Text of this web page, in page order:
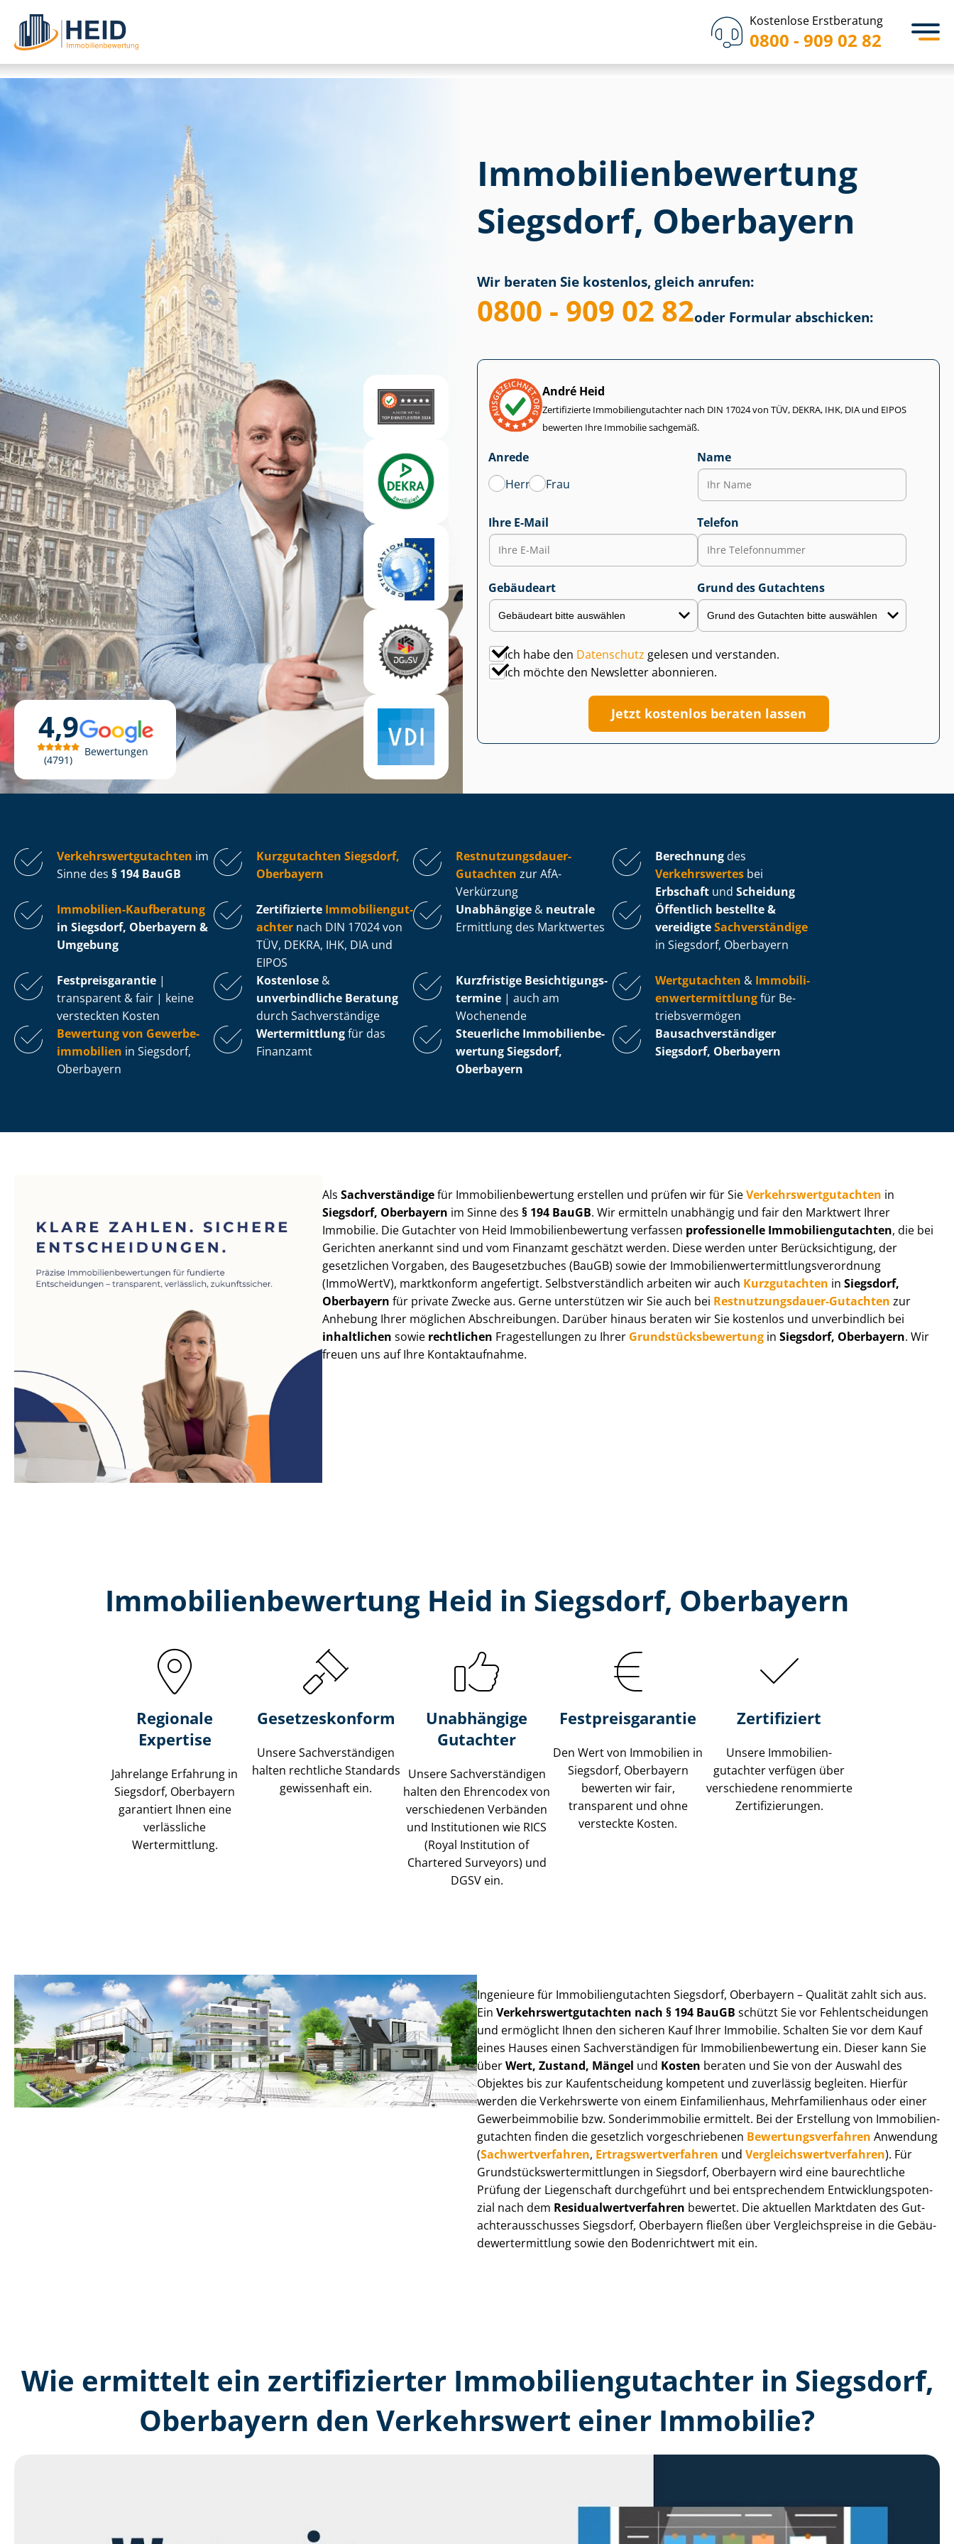
Kostenlose Erstberatung
0800 - 909 02 82
4,9
4791
Bewertungen
Immobilien­bewertung
Siegsdorf, Oberbayern
Wir beraten Sie kostenlos, gleich anrufen:
0800 - 909 02 82oder Formular abschicken:
André Heid
Zertifizierte Im­mo­bi­li­en­gut­ach­ter nach DIN 17024 von TÜV, DEKRA, IHK, DIA und EIPOS
bewerten Ihre Immobilie sachgemäß.
Anrede
Herr
Frau
Name
Ihre E-Mail Telefon
Gebäudeart Grund des Gutachtens
Ich habe den Datenschutz gelesen und verstanden.
Ich möchte den Newsletter abonnieren.
Jetzt kostenlos beraten lassen
Ver­kehrs­wert­gut­ach­ten im
Sinne des § 194 BauGB
Kurzgutachten Siegsdorf,
Oberbayern
Rest­nut­zungs­dau­er-
Gutachten zur AfA-
Verkürzung
Berechnung des
Verkehrswertes bei
Erbschaft und Scheidung
Immobilien-Kaufberatung
in Siegsdorf, Oberbayern &
Umgebung
Zertifizierte Im­mo­bi­li­en­gut­
ach­ter nach DIN 17024 von
TÜV, DEKRA, IHK, DIA und
EIPOS
Unabhängige & neutrale
Ermittlung des Marktwertes
Öffentlich bestellte &
vereidigteSachverständige
in Siegsdorf, Oberbayern
Fest­preis­ga­ran­tie |
transparent & fair | keine
versteckten Kosten
Kostenlose &
unverbindliche Beratung
durch Sachverständige
Kurzfristige Be­sich­ti­gungs­
ter­mi­ne | auch am
Wochenende
Wertgutachten & Im­mo­bi­li­
en­wert­ermitt­lungfür Be­
triebs­ver­mö­gen
Bewertung von Ge­wer­be­
im­mo­bi­li­en in Siegsdorf,
Oberbayern
Wertermittlungfür das
Finanzamt
Steuerliche Im­mo­bi­li­en­be­
wer­tungSiegsdorf,
Oberbayern
Bau­sach­ver­stän­di­ger
Siegsdorf, Oberbayern
AlsSachverständigefür Im­mo­bi­li­en­be­wer­tung erstellen und prüfen wir für SieVer­kehrs­wert­gut­ach­ten in
Siegsdorf, Oberbayern im Sinne des§ 194 BauGB. Wir ermitteln unabhängig und fair den Marktwert Ihrer
Immobilie. Die Gutachter von Heid Im­mo­bi­li­en­be­wer­tung verfassen professionelle Im­mo­bi­li­en­gut­ach­ten, die bei
Gerichten anerkannt sind und vom Finanzamt geschätzt werden. Diese werden unter Be­rück­sich­ti­gung, der
gesetzlichen Vorgaben, des Baugesetzbuches (BauGB) sowie der Im­mo­bi­li­en­wert­ermitt­lungs­ver­ord­nung
(ImmoWertV), marktkonform angefertigt. Selbst­ver­ständ­lich arbeiten wir auch Kurzgutachten in Siegsdorf,
Oberbayern für private Zwecke aus. Gerne unterstützen wir Sie auch bei Rest­nut­zungs­dau­er-Gutachten zur
Anhebung Ihrer möglichen Abschreibungen. Darüber hinaus beraten wir Sie kostenlos und unverbindlich bei
inhaltlichen sowie rechtlichen Fragestellungen zu Ihrer Grund­stücks­be­wer­tung inSiegsdorf, Oberbayern. Wir
freuen uns auf Ihre Kontaktaufnahme.
Immobilien­bewertung Heid in Siegsdorf, Oberbayern
Regionale
Expertise
Jahrelange Erfahrung in
Siegsdorf, Oberbayern
garantiert Ihnen eine
verlässliche
Wertermittlung.
Gesetzes­konform
Unsere Sach­ver­stän­di­gen
halten rechtliche Standards
gewissenhaft ein.
Unabhängige
Gutachter
Unsere Sach­ver­stän­di­gen
halten den Ehrencodex von
verschiedenen Verbänden
und Institutionen wie RICS
(Royal Institution of
Chartered Surveyors) und
DGSV ein.
Festpreis​garantie
Den Wert von Immobilien in
Siegsdorf, Oberbayern
bewerten wir fair,
transparent und ohne
versteckte Kosten.
Zertifiziert
Unsere Immobilien­
gutachter verfügen über
verschiedene renommierte
Zer­ti­fi­zie­run­gen.
Ingenieure für Im­mo­bi­li­en­gut­ach­ten Siegsdorf, Oberbayern – Qualität zahlt sich aus.
Ein Ver­kehrs­wert­gut­ach­ten nach § 194 BauGB schützt Sie vor Fehl­ent­schei­dun­gen
und ermöglicht Ihnen den sicheren Kauf Ihrer Immobilie. Schalten Sie vor dem Kauf
eines Hauses einen Sach­ver­stän­di­gen für Im­mo­bi­li­en­be­wer­tung ein. Dieser kann Sie
überWert, Zustand, Mängel und Kosten beraten und Sie von der Auswahl des
Objektes bis zur Kauf­ent­schei­dung kompetent und zuverlässig begleiten. Hierfür
werden die Verkehrswerte von einem Einfamilienhaus, Mehr­fa­mi­li­en­haus oder einer
Ge­wer­be­im­mo­bi­lie bzw. Sonderimmobilie ermittelt. Bei der Erstellung von Im­mo­bi­li­en­
gut­ach­ten finden die gesetzlich vor­ge­schrie­be­nen Be­wer­tungs­ver­fah­ren Anwendung
(Sach­wert­ver­fah­ren, Er­trags­wert­ver­fah­ren und Ver­gleichs­wert­ver­fah­ren). Für
Grund­stücks­wert­ermitt­lun­gen in Siegsdorf, Oberbayern wird eine baurechtliche
Prüfung der Liegenschaft durchgeführt und bei entsprechendem Ent­wick­lungs­po­ten­
zi­al nach dem Re­si­du­al­wert­ver­fah­ren bewertet. Die aktuellen Marktdaten des Gut­
ach­ter­aus­schus­ses Siegsdorf, Oberbayern fließen über Ver­gleichs­prei­se in die Ge­bäu­
de­wert­ermitt­lung sowie den Bodenrichtwert mit ein.
Wie ermittelt ein zertifizierter Immobilien­gutachter in Siegsdorf,
Oberbayern den Verkehrswert einer Immobilie?